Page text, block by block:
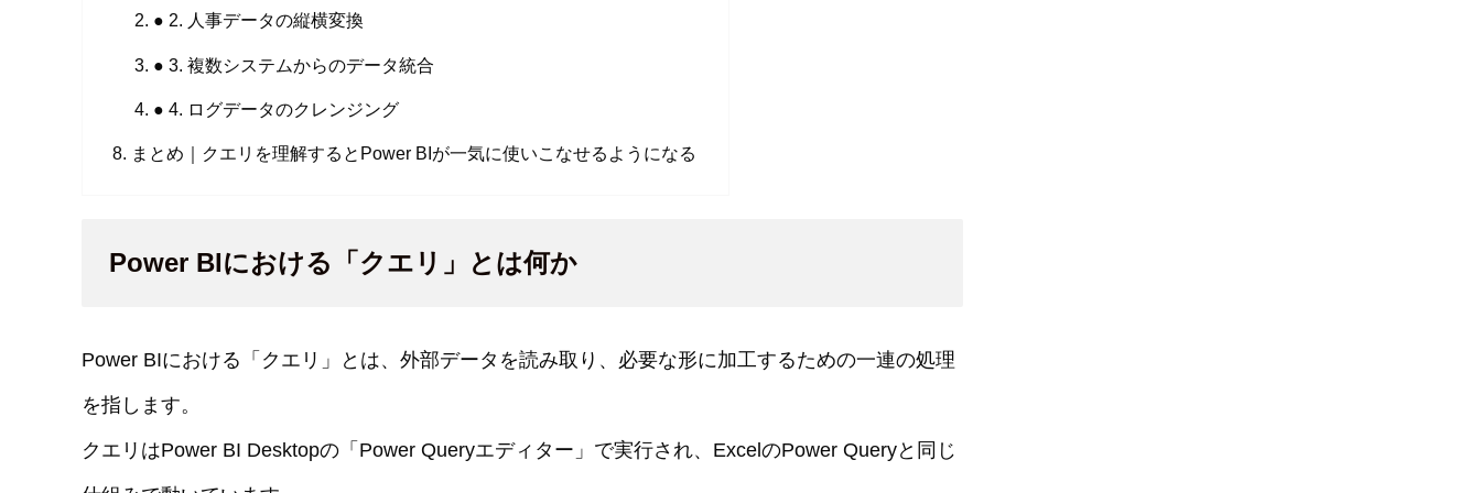
● 2. 人事データの縦横変換
● 3. 複数システムからのデータ統合
● 4. ログデータのクレンジング
まとめ｜クエリを理解するとPower BIが一気に使いこなせるようになる
Power BIにおける「クエリ」とは何か
Power BIにおける「クエリ」とは、外部データを読み取り、必要な形に加工するための一連の処理
を指します。
クエリはPower BI Desktopの「Power Queryエディター」で実行され、ExcelのPower Queryと同じ